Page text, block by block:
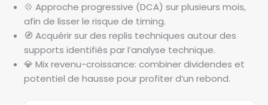
💠 Approche progressive (DCA) sur plusieurs mois,
afin de lisser le risque de timing.
🧭 Acquérir sur des replis techniques autour des
supports identifiés par l’analyse technique.
💎 Mix revenu-croissance: combiner dividendes et
potentiel de hausse pour profiter d’un rebond.